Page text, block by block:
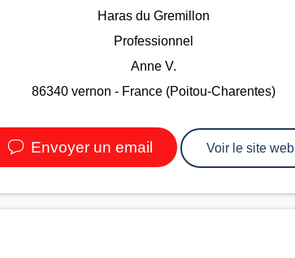
Haras du Gremillon
Professionnel
Anne V.
86340 vernon - France (Poitou-Charentes)
Envoyer un email Voir le site web